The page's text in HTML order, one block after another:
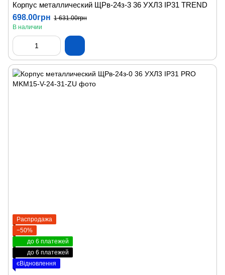
Корпус металлический ЩРв-24з-3 36 УХЛ3 IP31 TREND
698.00грн 1 631.00грн
В наличии
Распродажа
−50%
до 6 платежей
до 6 платежей
єВідновлення